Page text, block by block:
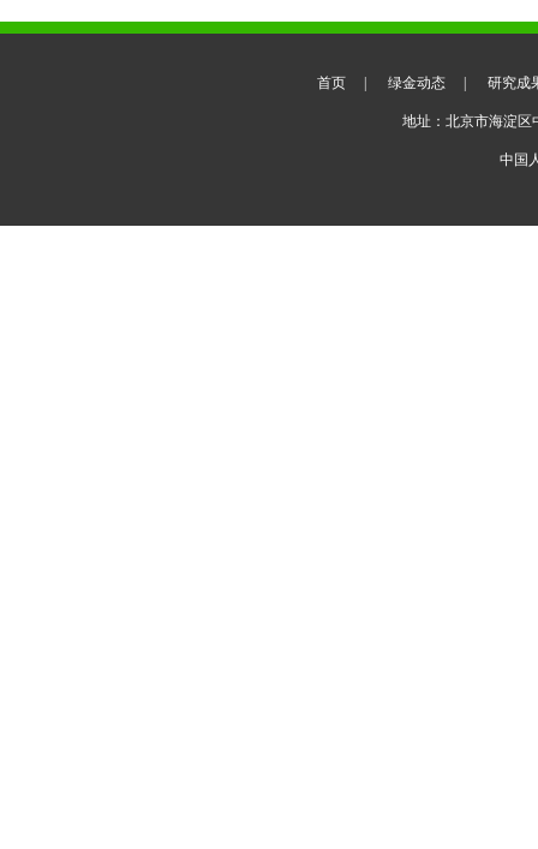
首页 |绿金动态 |研究成
地址：北京市海淀区
中国